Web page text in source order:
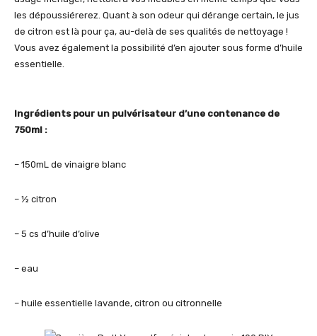
les dépoussiérerez. Quant à son odeur qui dérange certain, le jus
de citron est là pour ça, au-delà de ses qualités de nettoyage !
Vous avez également la possibilité d’en ajouter sous forme d’huile
essentielle.
Ingrédients pour un pulvérisateur d’une contenance de
750ml :
– 150mL de vinaigre blanc
– ½ citron
– 5 cs d’huile d’olive
– eau
– huile essentielle lavande, citron ou citronnelle